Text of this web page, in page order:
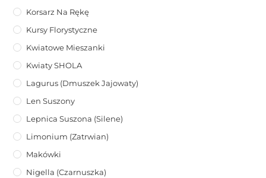
Korsarz Na Rękę
Kursy Florystyczne
Kwiatowe Mieszanki
Kwiaty SHOLA
Lagurus (dmuszek Jajowaty)
Len Suszony
Lepnica Suszona (Silene)
Limonium (zatrwian)
Makówki
Nigella (Czarnuszka)